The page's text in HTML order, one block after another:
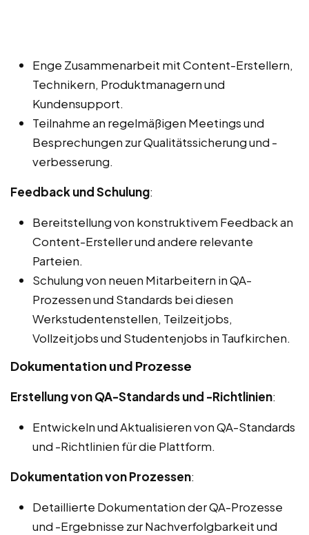
Enge Zusammenarbeit mit Content-Erstellern,
Technikern, Produktmanagern und
Kundensupport.
Teilnahme an regelmäßigen Meetings und
Besprechungen zur Qualitätssicherung und -
verbesserung.
Feedback und Schulung:
Bereitstellung von konstruktivem Feedback an
Content-Ersteller und andere relevante
Parteien.
Schulung von neuen Mitarbeitern in QA-
Prozessen und Standards bei diesen
Werkstudentenstellen, Teilzeitjobs,
Vollzeitjobs und Studentenjobs in Taufkirchen.
Dokumentation und Prozesse
Erstellung von QA-Standards und -Richtlinien:
Entwickeln und Aktualisieren von QA-Standards
und -Richtlinien für die Plattform.
Dokumentation von Prozessen:
Detaillierte Dokumentation der QA-Prozesse
und -Ergebnisse zur Nachverfolgbarkeit und